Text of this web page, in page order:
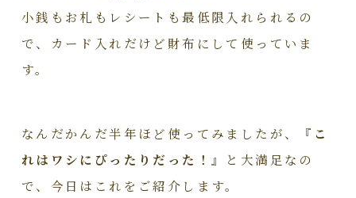
小銭もお札もレシートも最低限入れられるの
で、カード入れだけど財布にして使っていま
す。
なんだかんだ半年ほど使ってみましたが、
『こ
れはワシにぴったりだった！』
と大満足なの
で、今日はこれをご紹介します。